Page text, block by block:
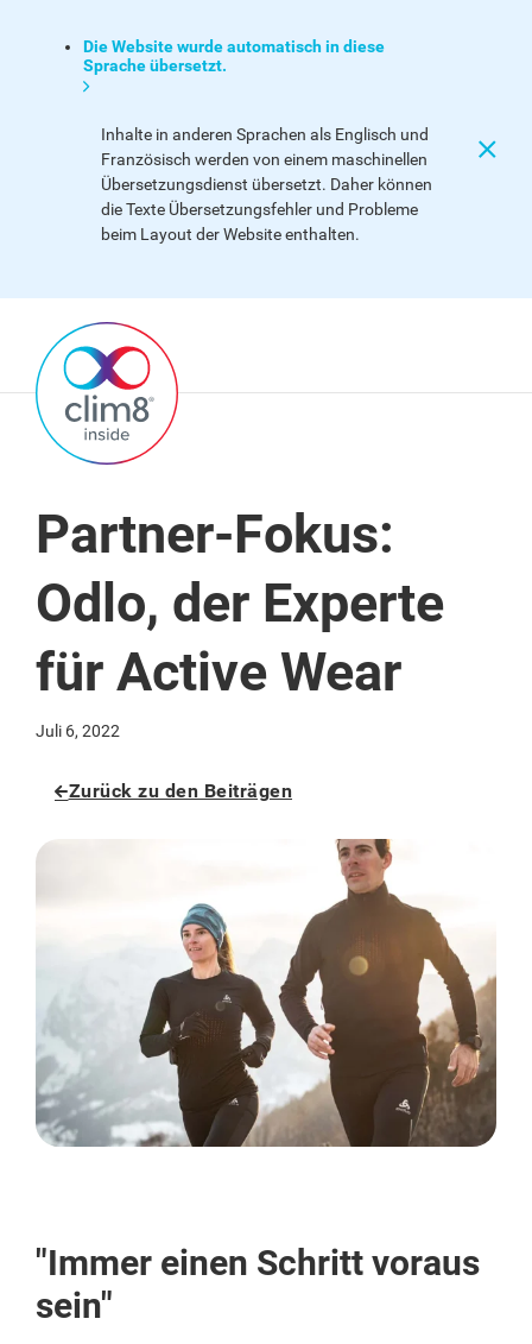
Die Website wurde automatisch in diese
Sprache übersetzt.
Inhalte in anderen Sprachen als Englisch und
Französisch werden von einem maschinellen
Übersetzungsdienst übersetzt. Daher können
die Texte Übersetzungsfehler und Probleme
beim Layout der Website enthalten.
Partner-Fokus:
Odlo, der Experte
für Active Wear
Juli 6, 2022
Zurück zu den Beiträgen
"Immer einen Schritt voraus
sein"